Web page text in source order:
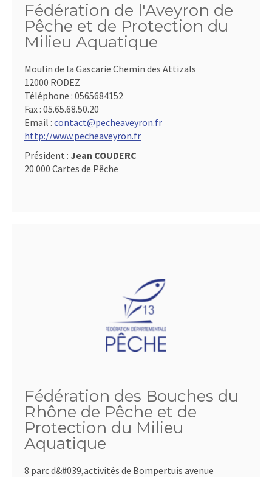
Fédération de l'Aveyron de
Pêche et de Protection du
Milieu Aquatique
Moulin de la Gascarie Chemin des Attizals
12000 RODEZ
Téléphone : 0565684152
Fax : 05.65.68.50.20
Email : contact@pecheaveyron.fr
http://www.pecheaveyron.fr
Président : Jean COUDERC
20 000 Cartes de Pêche
Fédération des Bouches du
Rhône de Pêche et de
Protection du Milieu
Aquatique
8 parc d&#039,activités de Bompertuis avenue